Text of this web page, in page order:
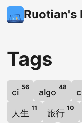
Ruotian's
Tags
oi
56
algo
48
人生
11
旅行
10